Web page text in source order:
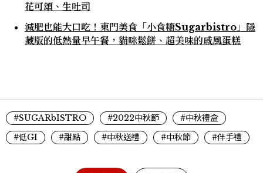
花可頌、生吐司
減肥也能大口吃！東門美食「小食糖Sugarbistro」隱
藏版的低熱量早午餐，貓咪鬆餅、超美味的戚風蛋糕
#SUGARbISTRO #2022中秋節
#中秋禮盒
#低GI
#甜點 #中秋送禮 #中秋節 #伴手禮